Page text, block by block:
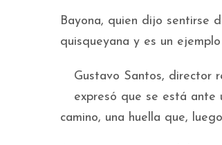
Bayona, quien dijo sentirse
quisqueyana y es un
Gustavo Santos, director
expresó que se está ante
camino, una huella que,